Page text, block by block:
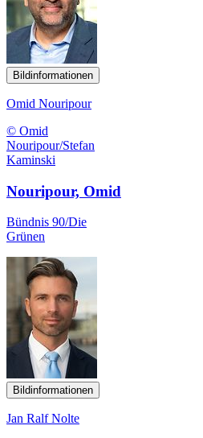
Bildinformationen
Omid Nouripour
© Omid
Nouripour/Stefan
Kaminski
Nouripour, Omid
Bündnis 90/Die
Grünen
Bildinformationen
Jan Ralf Nolte